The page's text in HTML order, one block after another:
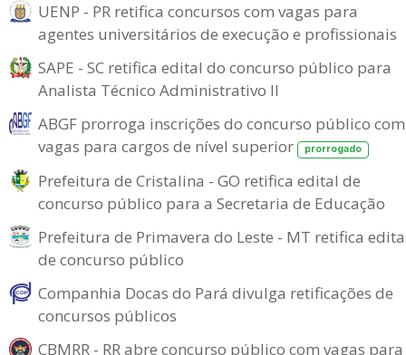
UENP - PR retifica concursos com vagas para
agentes universitários de execução e profissionais
SAPE - SC retifica edital do concurso público para
Analista Técnico Administrativo II
ABGF prorroga inscrições do concurso público com
vagas para cargos de nível superior
prorrogado
Prefeitura de Cristalina - GO retifica edital de
concurso público para a Secretaria de Educação
Prefeitura de Primavera do Leste - MT retifica
de concurso público
Companhia Docas do Pará divulga retificações de
concursos públicos
CBMRR - RR abre concurso público com vagas para